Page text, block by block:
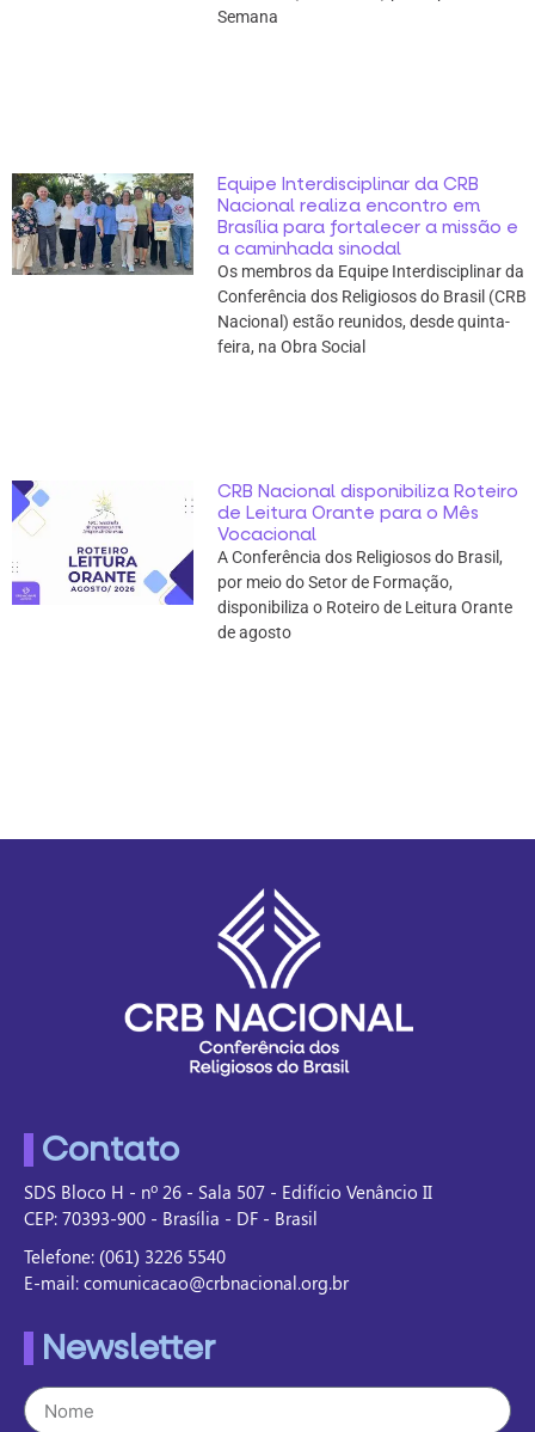
Semana
Equipe Interdisciplinar da CRB
Nacional realiza encontro em
Brasília para fortalecer a missão e
a caminhada sinodal
Os membros da Equipe Interdisciplinar da
Conferência dos Religiosos do Brasil (CRB
Nacional) estão reunidos, desde quinta-
feira, na Obra Social
CRB Nacional disponibiliza Roteiro
de Leitura Orante para o Mês
Vocacional
A Conferência dos Religiosos do Brasil,
por meio do Setor de Formação,
disponibiliza o Roteiro de Leitura Orante
de agosto
Contato
SDS Bloco H - nº 26 - Sala 507 - Edifício Venâncio II
CEP: 70393-900 - Brasília - DF - Brasil
Telefone: (061) 3226 5540
E-mail: comunicacao@crbnacional.org.br
Newsletter